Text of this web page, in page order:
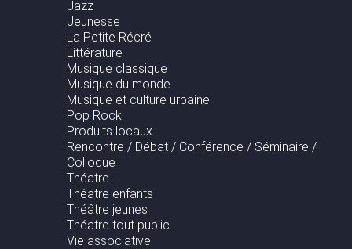
Jazz
Jeunesse
La Petite Récré
Littérature
Musique classique
Musique du monde
Musique et culture urbaine
Pop Rock
Produits locaux
Rencontre / Débat / Conférence / Séminaire /
Colloque
Théatre
Théatre enfants
Théâtre jeunes
Théatre tout public
Vie associative